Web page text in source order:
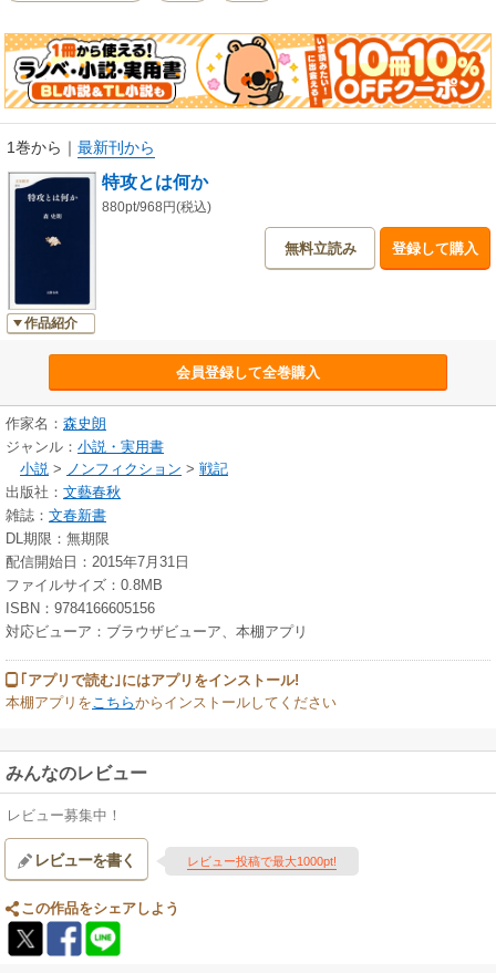
1巻から ｜ 最新刊から
作品紹介
特攻とは何か
880pt/968円(税込)
無料立読み 登録して購入
会員登録して全巻購入
作家名： 森史朗
ジャンル： 小説・実用書
小説 > ノンフィクション > 戦記
出版社： 文藝春秋
雑誌： 文春新書
DL期限：無期限
配信開始日：2015年7月31日
ファイルサイズ：0.8MB
ISBN：9784166605156
対応ビューア：ブラウザビューア、本棚アプリ
｢アプリで読む｣にはアプリをインストール!
本棚アプリをこちらからインストールしてください
みんなのレビュー
レビュー募集中！
レビューを書く レビュー投稿で最大1000pt!
この作品をシェアしよう